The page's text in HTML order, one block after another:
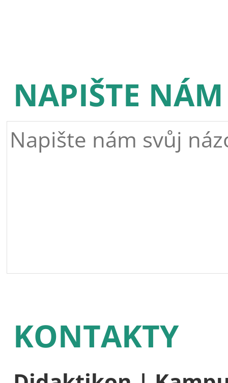
NAPIŠTE NÁM
KONTAKTY